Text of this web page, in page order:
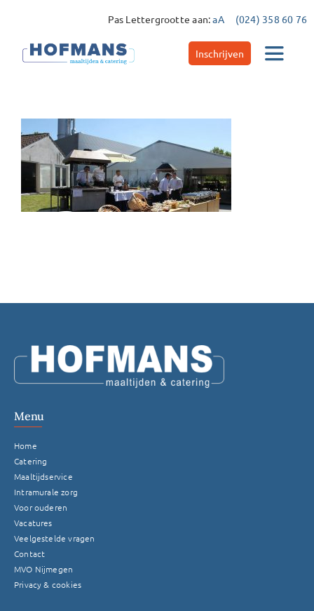
inhoud
Pas Lettergrootte aan:aA (024) 358 60 76
Inschrijven
Toggle
Catering
Maaltijdservice
Contact
Menu
Home
Catering
Maaltijdservice
Intramurale zorg
Voor ouderen
Vacatures
Veelgestelde vragen
Contact
MVO Nijmegen
Privacy & cookies